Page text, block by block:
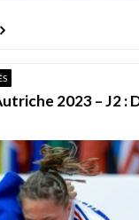
2023 – J2